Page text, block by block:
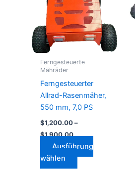
Ferngesteuerte
Mähräder
Ferngesteuerter
Allrad-Rasenmäher,
550 mm, 7,0 PS
$1,200.00 –
$1,900.00
Ausführung
wählen
mehrere
Varianten
auf.
Die
auf
Produktseite